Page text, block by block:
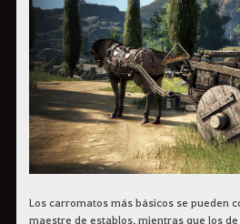
Los carromatos más básicos se pueden
maestre de establos, mientras que los